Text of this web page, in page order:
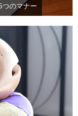
つのマナー